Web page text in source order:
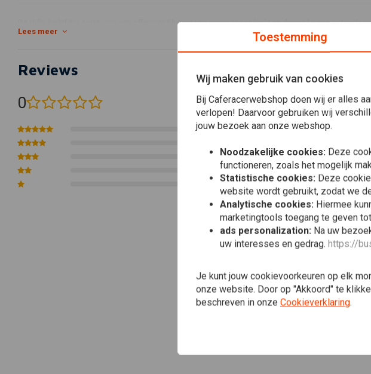
Dit Hiflo luchtfilter zorgt voor een efficiënte filtering van aangezogen lucht en draagt bij aan optimale
Lees meer
Reviews
0 (0 beoordelingen)
0
0
0
0
Plaats ook
Toestemming
Wij maken gebruik van cookies
Bij Caferacerwebshop doen wij er alles
verlopen! Daarvoor gebruiken wij
jouw bezoek aan onze webshop.
Noodzakelijke cookies: Deze
functioneren, zoals het mogelijk
Statistische cookies: Deze
website wordt gebruikt, zodat we
Analytische cookies: Hiermee
marketingtools toegang te geven
ads personalization: Na uw
uw interesses en gedrag. https://
Je kunt jouw cookievoorkeuren op elk
onze website. Door op "Akkoord" te
beschreven in onze Cookieverklaring.